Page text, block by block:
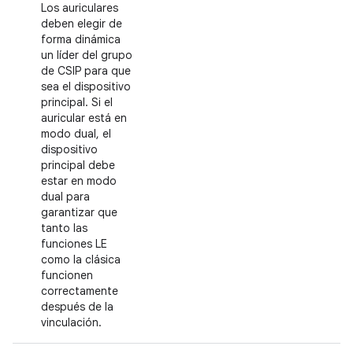
Los auriculares
deben elegir de
forma dinámica
un líder del grupo
de CSIP para que
sea el dispositivo
principal. Si el
auricular está en
modo dual, el
dispositivo
principal debe
estar en modo
dual para
garantizar que
tanto las
funciones LE
como la clásica
funcionen
correctamente
después de la
vinculación.